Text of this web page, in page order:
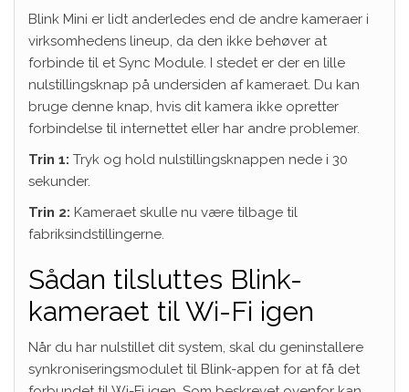
Blink Mini er lidt anderledes end de andre kameraer i
virksomhedens lineup, da den ikke behøver at
forbinde til et Sync Module. I stedet er der en lille
nulstillingsknap på undersiden af ​​kameraet. Du kan
bruge denne knap, hvis dit kamera ikke opretter
forbindelse til internettet eller har andre problemer.
Trin 1: Tryk og hold nulstillingsknappen nede i 30
sekunder.
Trin 2: Kameraet skulle nu være tilbage til
fabriksindstillingerne.
Sådan tilsluttes Blink-
kameraet til Wi-Fi igen
Når du har nulstillet dit system, skal du geninstallere
synkroniseringsmodulet til Blink-appen for at få det